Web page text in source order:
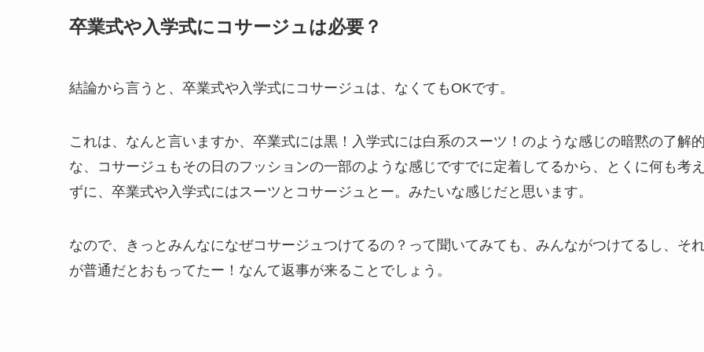
卒業式や入学式にコサージュは必要？
結論から言うと、卒業式や入学式にコサージュは、なくてもOKです。
これは、なんと言いますか、卒業式には黒！入学式には白系のスーツ！のような感じの暗黙の了解的
な、コサージュもその日のフッションの一部のような感じですでに定着してるから、とくに何も考え
ずに、卒業式や入学式にはスーツとコサージュとー。みたいな感じだと思います。
なので、きっとみんなになぜコサージュつけてるの？って聞いてみても、みんながつけてるし、そ
が普通だとおもってたー！なんて返事が来ることでしょう。